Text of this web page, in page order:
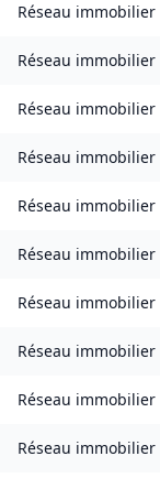
Réseau immobilier
Réseau immobilier
Réseau immobilier
Réseau immobilier
Réseau immobilier
Réseau immobilier
Réseau immobilier
Réseau immobilier
Réseau immobilier
Réseau immobilier